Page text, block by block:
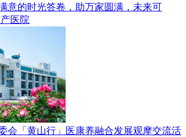
意的时光答卷，助万家圆满，未来可
医院
会「黄山行」医康养融合发展观摩交流活